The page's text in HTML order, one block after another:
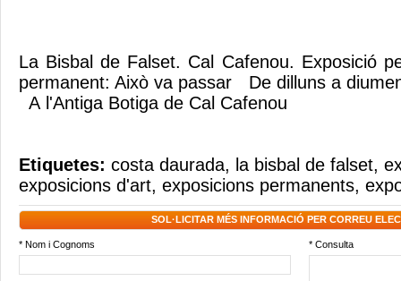
La Bisbal de Falset. Cal Cafenou. Exposició
permanent: Això va passar De dilluns a
A l'Antiga Botiga de Cal Cafenou
Etiquetes: costa daurada, la bisbal de falset,
exposicions d'art, exposicions permanents,
SOL·LICITAR MÉS INFORMACIÓ PER CORREU
* Nom i Cognoms * Consulta